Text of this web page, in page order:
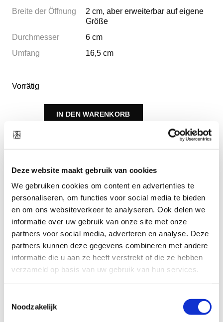
Deze website maakt gebruik van cookies
We gebruiken cookies om content en advertenties te
personaliseren, om functies voor social media te bieden
en om ons websiteverkeer te analyseren. Ook delen we
informatie over uw gebruik van onze site met onze
partners voor social media, adverteren en analyse. Deze
partners kunnen deze gegevens combineren met andere
informatie die u aan ze heeft verstrekt of die ze hebben
verzameld op basis van uw gebruik van hun services.
Noodzakelijk
Breite der Öffnung
2 cm, aber erweiterbar auf eigene
Größe
Durchmesser
6 cm
Umfang
16,5 cm
Vorrätig
IN DEN WARENKORB
Kombinieren mit